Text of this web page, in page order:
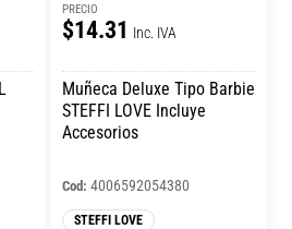
PRECIO
$14.31 Inc. IVA
Muñeca Deluxe Tipo Barbie
STEFFI LOVE Incluye
Accesorios
Cod: 4006592054380
STEFFI LOVE